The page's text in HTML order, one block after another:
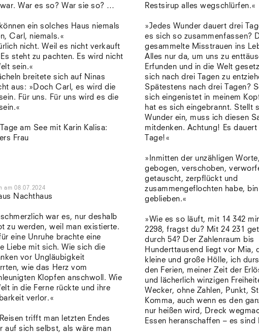
War es so? War sie so? …
ein solches Haus niemals
Carl, niemals.«
nicht. Weil es nicht verkauft
steht zu pachten. Es wird nicht
sein.«
breitete sich auf Ninas
aus: »Doch Carl, es wird die
Für uns. Für uns wird es die
am See mit Karin Kalisa:
Frau
Restsirup alles wegschlürfen.«
»Jedes Wunder dauert drei
es sich so zusammenfassen?
gesammelte Misstrauen ins
Alles nur da, um uns zu
Erfunden und in die Welt
sich nach drei Tagen zu
Spätestens nach drei Tagen?
sich eingenistet in meinem
hat es sich eingebrannt. Stellt
Wunder ein, muss ich diesen
mitdenken. Achtung! Es dauert
Tage!«
»Inmitten der unzähligen
gebogen, verschoben,
getauscht, zerpflückt und
zusammengeflochten habe,
geblieben.«
»Wie es so läuft, mit 14 342
2298, fragst du? Mit 24 231
durch 54? Der Zahlenraum bis
Hunderttausend liegt vor Mia,
kleine und große Hölle, ich
den Ferien, meiner Zeit der
und lächerlich winzigen
Wecker, ohne Zahlen, Punkt,
Komma, auch wenn es den
nur heißen wird, Dreck
Essen heranschaffen – es sind
Nachthaus
war es, nur deshalb
zu werden, weil man existierte.
eine Unruhe brachte eine
Liebe mit sich. Wie sich die
vor Ungläubigkeit
wie das Herz vom
Klopfen anschwoll. Wie
in die Ferne rückte und ihre
verlor.«
trifft man letzten Endes
auf sich selbst, als wäre man
am08.07.2024